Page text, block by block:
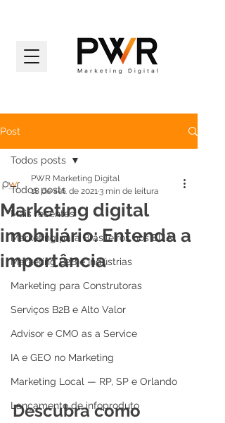
Post
Todos posts
Mais recentes
Marketing para Brasileiros nos EUA
Marketing B2B e Indústrias
Marketing para Construtoras
Serviços B2B e Alto Valor
Advisor e CMO as a Service
IA e GEO no Marketing
Marketing Local — RP, SP e Orlando
Lançamento de infoproduto
Todos posts
Marketing digital
imobiliário: Entenda a
importância
PWR Marketing Digital
18 de set. de 20213 min de leitura
Descubra como